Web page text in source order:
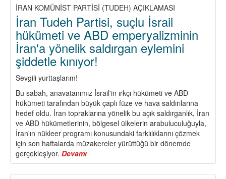
İRAN KOMÜNİST PARTİSİ (TUDEH) AÇIKLAMASI
İran Tudeh Partisi, suçlu İsrail
hükümeti ve ABD emperyalizminin
İran'a yönelik saldırgan eylemini
şiddetle kınıyor!
Sevgili yurttaşlarım!
Bu sabah, anavatanımız İsrail'in ırkçı hükümeti ve ABD
hükümeti tarafından büyük çaplı füze ve hava saldırılarına
hedef oldu. İran topraklarına yönelik bu açık saldırganlık, İran
ve ABD hükümetlerinin, bölgesel ülkelerin arabuluculuğuyla,
İran'ın nükleer programı konusundaki farklılıklarını çözmek
için son haftalarda müzakereler yürüttüğü bir dönemde
gerçekleşiyor. Devamı
İran
Tudeh